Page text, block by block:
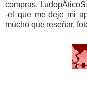
compras,
-el que me deje mi
mucho que reseñar,